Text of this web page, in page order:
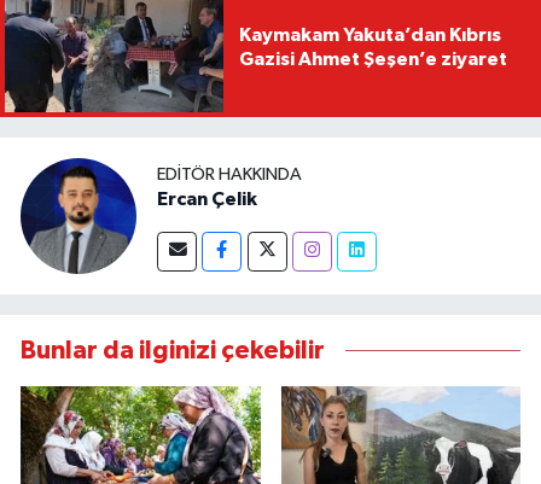
Kaymakam Yakuta’dan Kıbrıs
Gazisi Ahmet Şeşen’e ziyaret
EDITÖR HAKKINDA
Ercan Çelik
Bunlar da ilginizi çekebilir